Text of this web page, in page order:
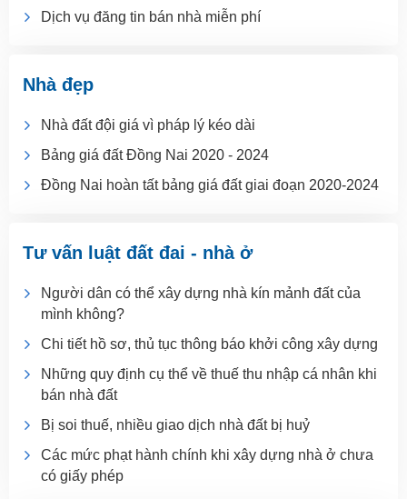
Dịch vụ đăng tin bán nhà miễn phí
Nhà đẹp
Nhà đất đội giá vì pháp lý kéo dài
Bảng giá đất Đồng Nai 2020 - 2024
Đồng Nai hoàn tất bảng giá đất giai đoạn 2020-2024
Tư vấn luật đất đai - nhà ở
Người dân có thể xây dựng nhà kín mảnh đất của
mình không?
Chi tiết hồ sơ, thủ tục thông báo khởi công xây dựng
Những quy định cụ thể về thuế thu nhập cá nhân khi
bán nhà đất
Bị soi thuế, nhiều giao dịch nhà đất bị huỷ
Các mức phạt hành chính khi xây dựng nhà ở chưa
có giấy phép